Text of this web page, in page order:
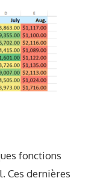
fonctions
Ces dernières